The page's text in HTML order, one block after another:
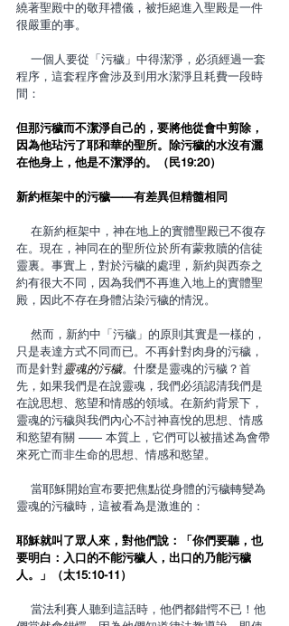
繞著聖殿中的敬拜禮儀，被拒絕進入聖殿是一件
很嚴重的事。
程序，這套程序會涉及到用水潔淨且耗費一段時
間：
但那污穢而不潔淨自己的，要將他從會中剪除，
因為他玷污了耶和華的聖所。除污穢的水沒有灑
在他身上，他是不潔淨的。（民19:20）
新約框架中的污穢——有差異但精髓相同
在。現在，神同在的聖所位於所有蒙救贖的信徒
靈裏。事實上，對於污穢的處理，新約與西奈之
約有很大不同，因為我們不再進入地上的實體聖
殿，因此不存在身體沾染污穢的情況。
只是表達方式不同而已。不再針對肉身的污穢，
而是針對靈魂的污穢。什麼是靈魂的污穢？首
先，如果我們是在說靈魂，我們必須認清我們是
在說思想、慾望和情感的領域。在新約背景下，
靈魂的污穢與我們內心不討神喜悅的思想、情感
和慾望有關 —— 本質上，它們可以被描述為會帶
來死亡而非生命的思想、情感和慾望。
靈魂的污穢時，這被看為是激進的：
耶穌就叫了眾人來，對他們說：「你們要聽，也
要明白：入口的不能污穢人，出口的乃能污穢
人。​​」（太15:10-11）